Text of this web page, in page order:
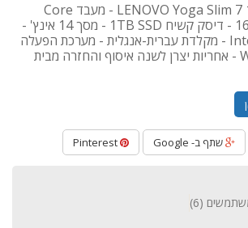
מחשב נייד LENOVO Yoga Slim 7 14ILL10 - מעבד Core
Ultra 5 - זיכרון 16GB - דיסק קשיח 1TB SSD - מסך 14 אינץ' -
כרטיס מסך Intel UHD - מקלדת עברית-אנגלית - מערכת הפעלה
Windows 11 home - אחריות יצרן לשנה איסוף והחזרה מבית
שתף ב- Google
(
6
)